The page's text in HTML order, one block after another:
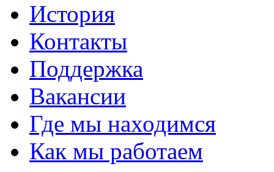
История
Контакты
Поддержка
Вакансии
Где мы находимся
Как мы работаем